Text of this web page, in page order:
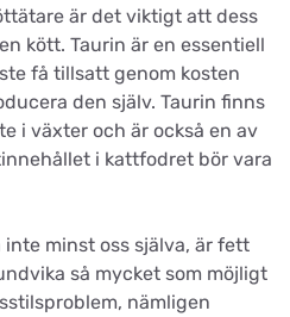
är det viktigt att dess
kött. Taurin är en essentiell
få tillsatt genom kosten
den själv. Taurin finns
i växter och är också en av
i kattfodret bör vara
minst oss själva, är fett
så mycket som möjligt
nämligen